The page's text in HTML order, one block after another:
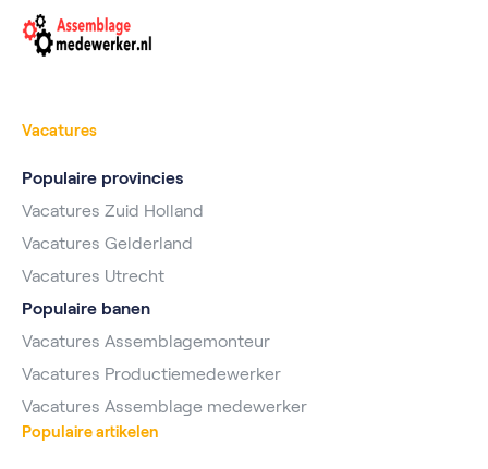
Vacatures
Populaire provincies
Vacatures Zuid Holland
Vacatures Gelderland
Vacatures Utrecht
Populaire banen
Vacatures Assemblagemonteur
Vacatures Productiemedewerker
Vacatures Assemblage medewerker
Populaire artikelen